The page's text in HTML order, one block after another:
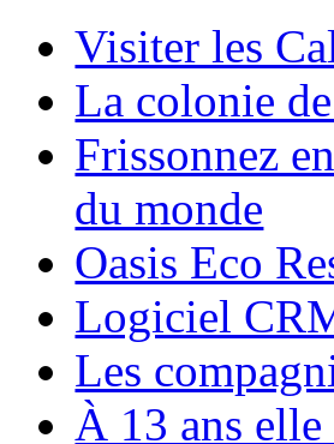
Visiter les
La colonie
Frissonnez
du monde
Oasis Eco
Logiciel
Les
À 13 ans